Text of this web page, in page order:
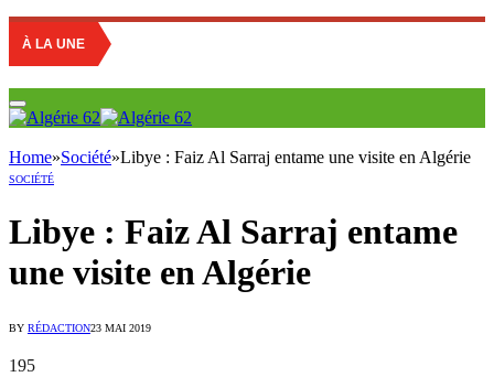
À LA UNE
Home»Société»Libye : Faiz Al Sarraj entame une visite en Algérie
SOCIÉTÉ
Libye : Faiz Al Sarraj entame
une visite en Algérie
BY RÉDACTION23 MAI 2019
195